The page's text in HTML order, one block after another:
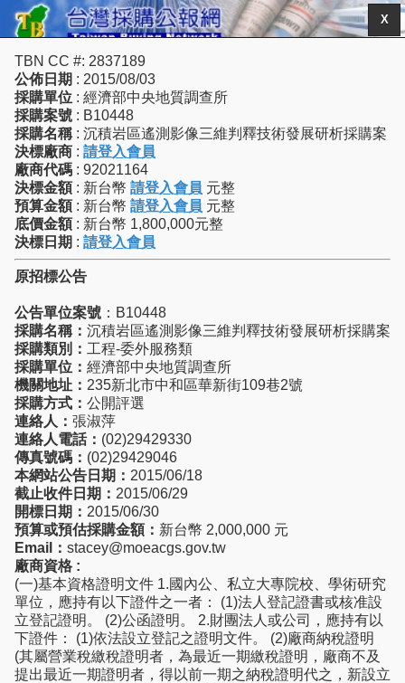
X
TBN CC #: 2837189
公佈日期 : 2015/08/03
採購單位 : 經濟部中央地質調查所
採購案號 : B10448
採購名稱 : 沉積岩區遙測影像三維判釋技術發展研析採購案
決標廠商 : 請登入會員
廠商代碼 : 92021164
決標金額 : 新台幣 請登入會員 元整
預算金額 : 新台幣 請登入會員 元整
底價金額 : 新台幣 1,800,000元整
決標日期 : 請登入會員
原招標公告
公告單位案號 ：B10448
採購名稱： 沉積岩區遙測影像三維判釋技術發展研析採購案
採購類別： 工程-委外服務類
採購單位： 經濟部中央地質調查所
機關地址： 235新北市中和區華新街109巷2號
採購方式： 公開評選
連絡人： 張淑萍
連絡人電話： (02)29429330
傳真號碼： (02)29429046
本網站公告日期： 2015/06/18
截止收件日期： 2015/06/29
開標日期： 2015/06/30
預算或預估採購金額： 新台幣 2,000,000 元
Email： stacey@moeacgs.gov.tw
廠商資格 :
(一)基本資格證明文件 1.國內公、私立大專院校、學術研究
單位，應持有以下證件之一者： (1)法人登記證書或核准設
立登記證明。 (2)公函證明。 2.財團法人或公司，應持有以
下證件： (1)依法設立登記之證明文件。 (2)廠商納稅證明
(其屬營業稅繳稅證明者，為最近一期繳稅證明，廠商不及
提出最近一期證明者，得以前一期之納稅證明代之，新設立